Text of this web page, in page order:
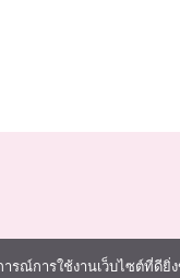
รณ์การใช้งานเว็บไซต์ที่